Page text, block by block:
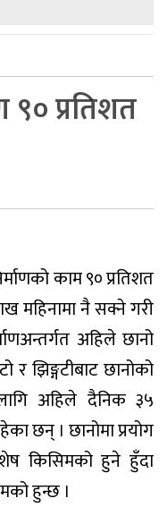
९० प्रतिशत
काम ९० प्रतिशत
महिनामा नै सक्ने गरी
अहिले छानो
झिङ्गटीबाट छानोको
अहिले दैनिक ३५
छन् । छानोमा प्रयोग
किसिमको हुने हुँदा
हुन्छ ।